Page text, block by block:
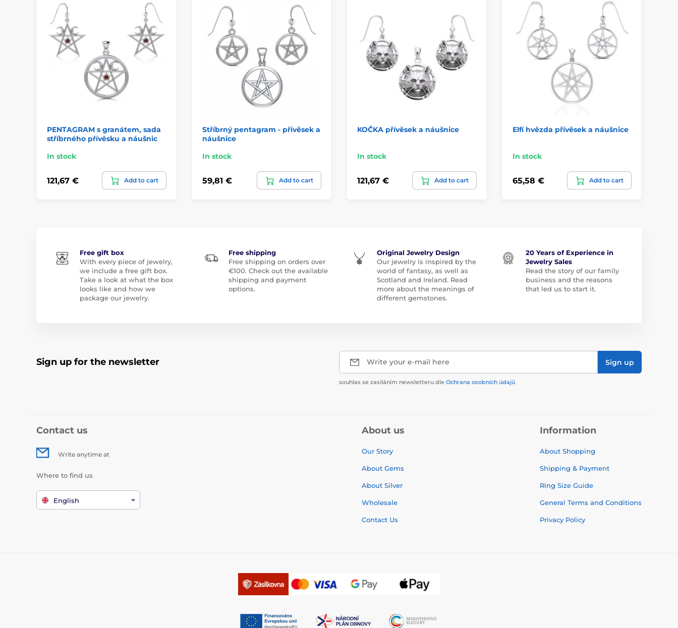
PENTAGRAM s granátem, sada
stříbrného přívěsku a náušnic
In stock
121,67 € Add to cart
Stříbrný pentagram - přívěsek a
náušnice
In stock
59,81 € Add to cart
KOČKA přívěsek a náušnice
In stock
121,67 € Add to cart
Elfí hvězda přívěsek a náušnice
In stock
65,58 € Add to cart
Free gift box
With every piece of jewelry,
we include a free gift box.
Take a look at what the box
looks like and how we
package our jewelry.
Free shipping
Free shipping on orders over
€100. Check out the available
shipping and payment
options.
Original Jewelry Design
Our jewelry is inspired by the
world of fantasy, as well as
Scotland and Ireland. Read
more about the meanings of
different gemstones.
20 Years of Experience in
Jewelry Sales
Read the story of our family
business and the reasons
that led us to start it.
Sign up for the newsletter Write your e-mail here Sign up
souhlas se zasíláním newsletteru dle Ochrana osobních údajů
Contact us
Write anytime at
Where to find us
English
About us
Our Story
About Gems
About Silver
Wholesale
Contact Us
Information
About Shopping
Shipping & Payment
Ring Size Guide
General Terms and Conditions
Privacy Policy